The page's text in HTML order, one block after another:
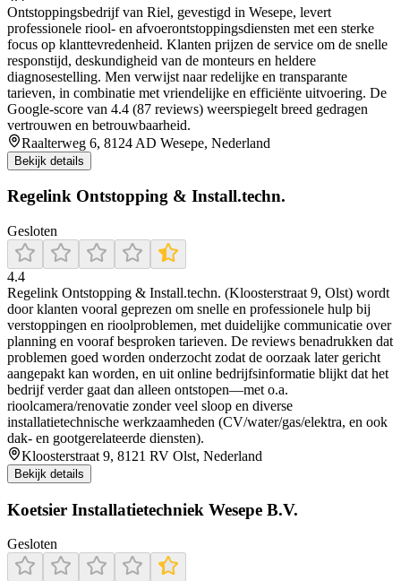
Ontstoppingsbedrijf van Riel, gevestigd in Wesepe, levert
professionele riool- en afvoerontstoppingsdiensten met een sterke
focus op klanttevredenheid. Klanten prijzen de service om de snelle
responstijd, deskundigheid van de monteurs en heldere
diagnosestelling. Men verwijst naar redelijke en transparante
tarieven, in combinatie met vriendelijke en efficiënte uitvoering. De
Google-score van 4.4 (87 reviews) weerspiegelt breed gedragen
vertrouwen en betrouwbaarheid.
Raalterweg 6, 8124 AD Wesepe, Nederland
Bekijk details
Regelink Ontstopping & Install.techn.
Gesloten
4.4
Regelink Ontstopping & Install.techn. (Kloosterstraat 9, Olst) wordt
door klanten vooral geprezen om snelle en professionele hulp bij
verstoppingen en rioolproblemen, met duidelijke communicatie over
planning en vooraf besproken tarieven. De reviews benadrukken dat
problemen goed worden onderzocht zodat de oorzaak later gericht
aangepakt kan worden, en uit online bedrijfsinformatie blijkt dat het
bedrijf verder gaat dan alleen ontstopen—met o.a.
rioolcamera/renovatie zonder veel sloop en diverse
installatietechnische werkzaamheden (CV/water/gas/elektra, en ook
dak- en gootgerelateerde diensten).
Kloosterstraat 9, 8121 RV Olst, Nederland
Bekijk details
Koetsier Installatietechniek Wesepe B.V.
Gesloten